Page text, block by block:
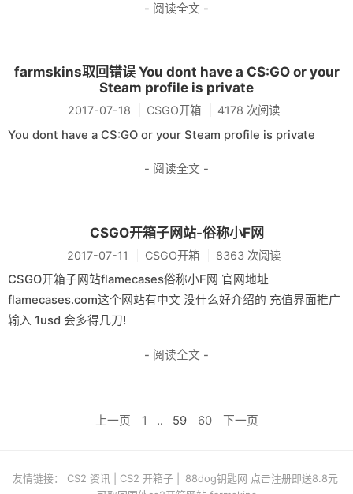
- 阅读全文 -
farmskins取回错误 You dont have a CS:GO or your
Steam profile is private
2017-07-18 CSGO开箱 4178 次阅读
You dont have a CS:GO or your Steam profile is private
- 阅读全文 -
CSGO开箱子网站-俗称小F网
2017-07-11 CSGO开箱 8363 次阅读
CSGO开箱子网站flamecases俗称小F网 官网地址
flamecases.com这个网站有中文 没什么好介绍的 充值界面推广
输入 1usd 会多得几刀!
- 阅读全文 -
上一页 1 .. 59 60 下一页
友情链接： CS2 资讯 CS2 开箱子
88dog钥匙网 点击注册即送8.8元